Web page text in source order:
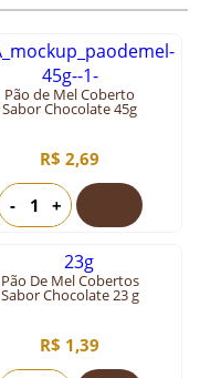
Pão de Mel Coberto
Sabor Chocolate 45g
R$ 2,69
- +
Pão De Mel Cobertos
Sabor Chocolate 23 g
R$ 1,39